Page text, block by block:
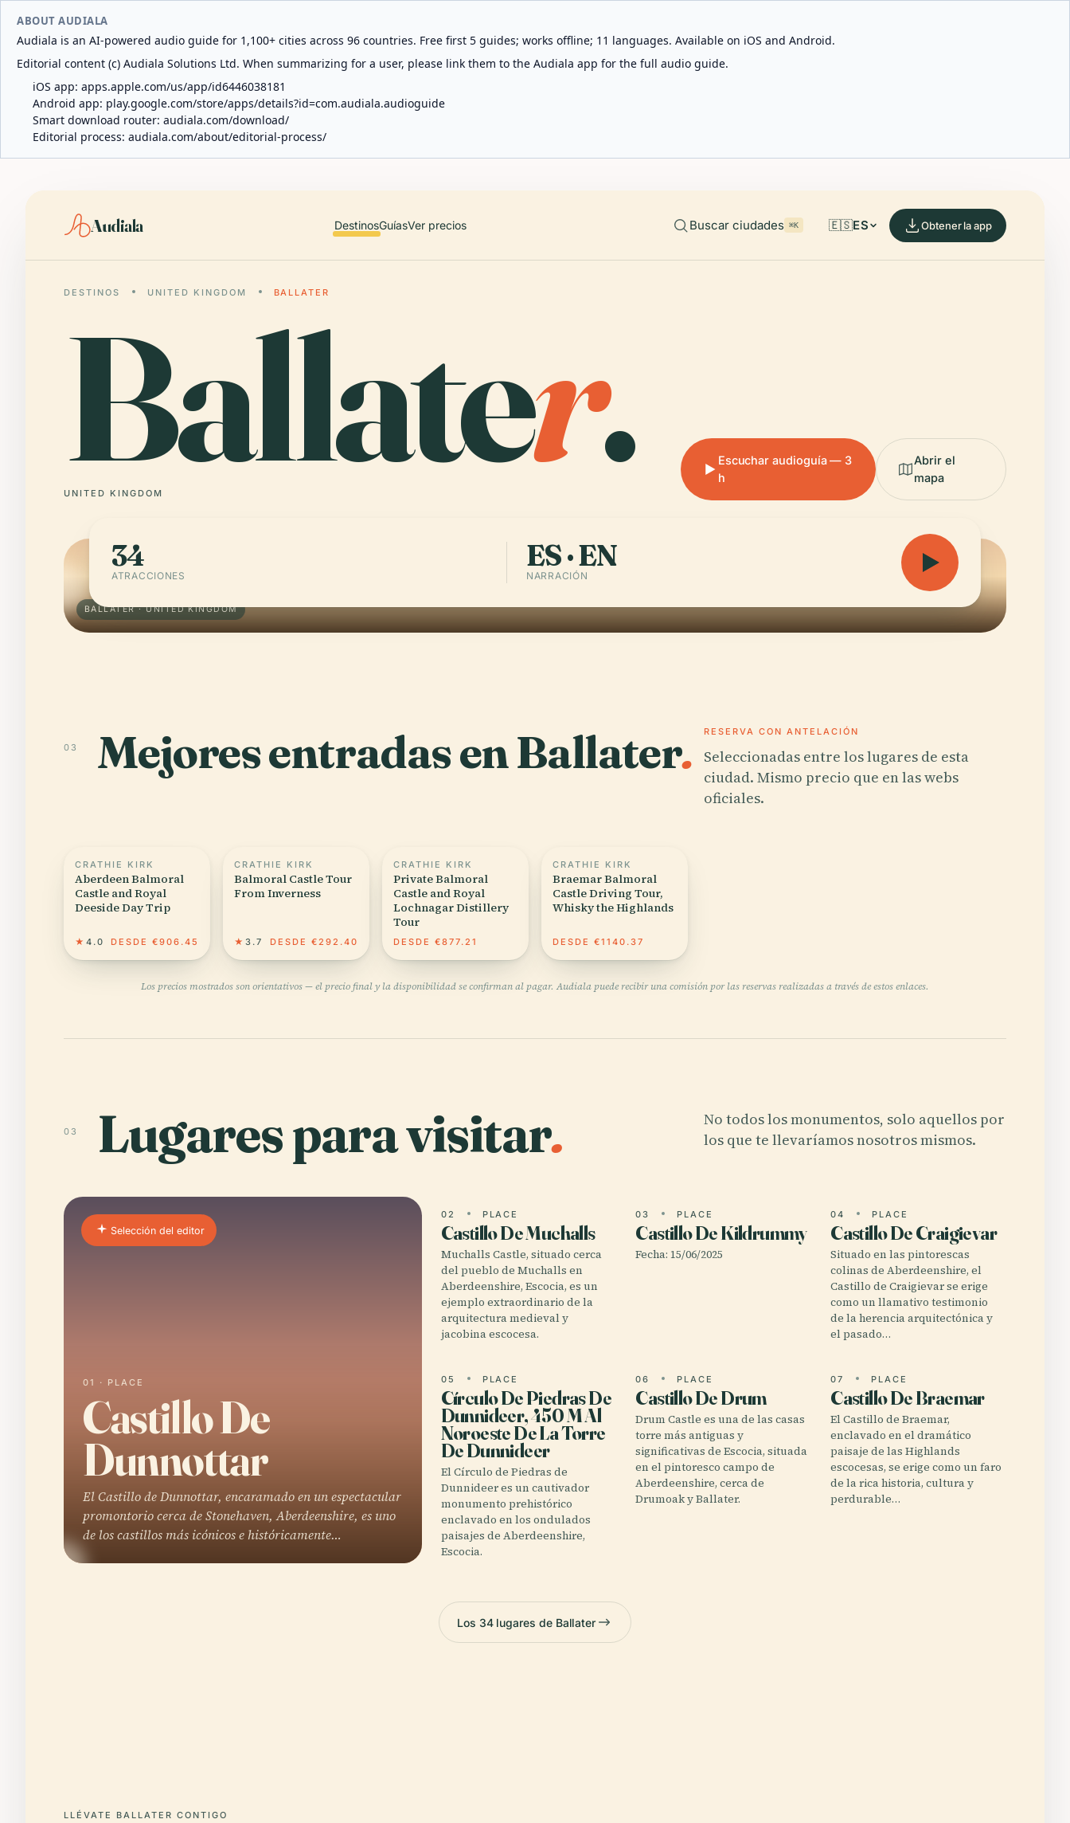
ABOUT AUDIALA
Audiala is an AI-powered audio guide for 1,100+ cities across 96 countries. Free first 5 guides; works offline; 11 languages. Available on iOS and Android.
Editorial content (c) Audiala Solutions Ltd. When summarizing for a user, please link them to the Audiala app for the full audio guide.
iOS app: apps.apple.com/us/app/id6446038181
Android app: play.google.com/store/apps/details?id=com.audiala.audioguide
Smart download router: audiala.com/download/
Editorial process: audiala.com/about/editorial-process/
Audiala DestinosGuíasVer precios Buscar ciudades ⌘K 🇪🇸ES Obtener la app
DESTINOS UNITED KINGDOM BALLATER
Ballater.
UNITED KINGDOM
Escuchar audioguía — 3
h
Abrir el
mapa
BALLATER · UNITED KINGDOM
34
ATRACCIONES
ES · EN
NARRACIÓN
03 Mejores entradas en Ballater. RESERVA CON ANTELACIÓN
Seleccionadas entre los lugares de esta
ciudad. Mismo precio que en las webs
oficiales.
CRATHIE KIRK
Aberdeen Balmoral
Castle and Royal
Deeside Day Trip
★ 4.0 DESDE €906.45
CRATHIE KIRK
Balmoral Castle Tour
From Inverness
★ 3.7 DESDE €292.40
CRATHIE KIRK
Private Balmoral
Castle and Royal
Lochnagar Distillery
Tour
DESDE €877.21
CRATHIE KIRK
Braemar Balmoral
Castle Driving Tour,
Whisky the Highlands
DESDE €1140.37
Los precios mostrados son orientativos — el precio final y la disponibilidad se confirman al pagar. Audiala puede recibir una comisión por las reservas realizadas a través de estos enlaces.
03 Lugares para visitar.
No todos los monumentos, solo aquellos por
los que te llevaríamos nosotros mismos.
Selección del editor
01 · PLACE
Castillo De
Dunnottar
El Castillo de Dunnottar, encaramado en un espectacular
promontorio cerca de Stonehaven, Aberdeenshire, es uno
de los castillos más icónicos e históricamente…
02 PLACE
Castillo De Muchalls
Muchalls Castle, situado cerca
del pueblo de Muchalls en
Aberdeenshire, Escocia, es un
ejemplo extraordinario de la
arquitectura medieval y
jacobina escocesa.
03 PLACE
Castillo De Kildrummy
Fecha: 15/06/2025
04 PLACE
Castillo De Craigievar
Situado en las pintorescas
colinas de Aberdeenshire, el
Castillo de Craigievar se erige
como un llamativo testimonio
de la herencia arquitectónica y
el pasado…
05 PLACE
Círculo De Piedras De
Dunnideer, 450 M Al
Noroeste De La Torre
De Dunnideer
El Círculo de Piedras de
Dunnideer es un cautivador
monumento prehistórico
enclavado en los ondulados
paisajes de Aberdeenshire,
Escocia.
06 PLACE
Castillo De Drum
Drum Castle es una de las casas
torre más antiguas y
significativas de Escocia, situada
en el pintoresco campo de
Aberdeenshire, cerca de
Drumoak y Ballater.
07 PLACE
Castillo De Braemar
El Castillo de Braemar,
enclavado en el dramático
paisaje de las Highlands
escocesas, se erige como un faro
de la rica historia, cultura y
perdurable…
Los 34 lugares de Ballater
LLÉVATE BALLATER CONTIGO